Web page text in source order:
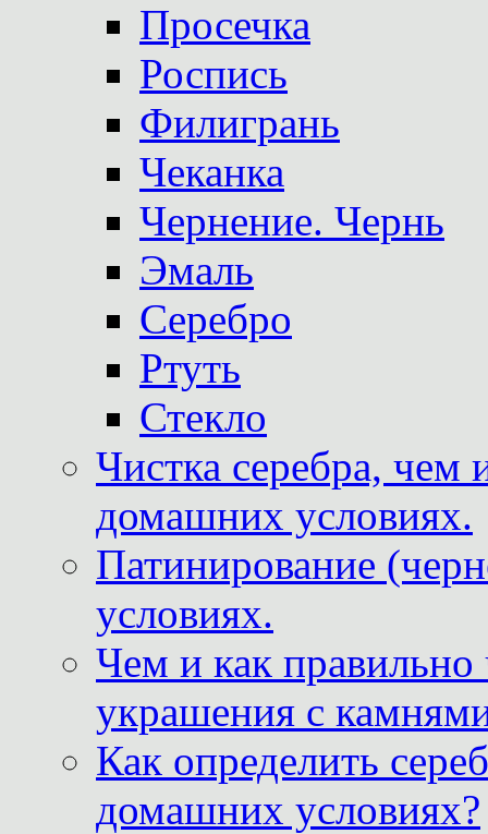
Просечка
Роспись
Филигрань
Чеканка
Чернение. Чернь
Эмаль
Серебро
Ртуть
Стекло
Чистка серебра, чем
домашних условиях.
Патинирование
условиях.
Чем и как
украшения с
Как определить
домашних условиях?